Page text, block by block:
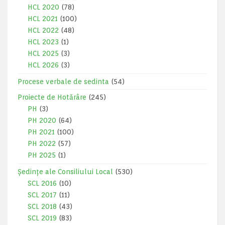
HCL 2020 (78)
HCL 2021 (100)
HCL 2022 (48)
HCL 2023 (1)
HCL 2025 (3)
HCL 2026 (3)
Procese verbale de sedinta (54)
Proiecte de Hotărâre (245)
PH (3)
PH 2020 (64)
PH 2021 (100)
PH 2022 (57)
PH 2025 (1)
Ședințe ale Consiliului Local
(530)
SCL 2016 (10)
SCL 2017 (11)
SCL 2018 (43)
SCL 2019 (83)